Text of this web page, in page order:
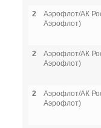
2
Аэрофлот/АК
Аэрофлот)
2
Аэрофлот/АК
Аэрофлот)
2
Аэрофлот/АК
Аэрофлот)